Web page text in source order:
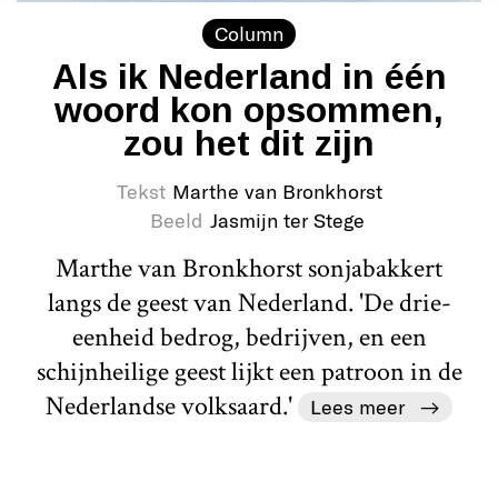
Column
Als ik Nederland in één
woord kon opsommen,
zou het dit zijn
Tekst Marthe van Bronkhorst
Beeld Jasmijn ter Stege
Marthe van Bronkhorst sonjabakkert
langs de geest van Nederland. 'De drie-
eenheid bedrog, bedrijven, en een
schijnheilige geest lijkt een patroon in de
Nederlandse volksaard.'
Lees meer